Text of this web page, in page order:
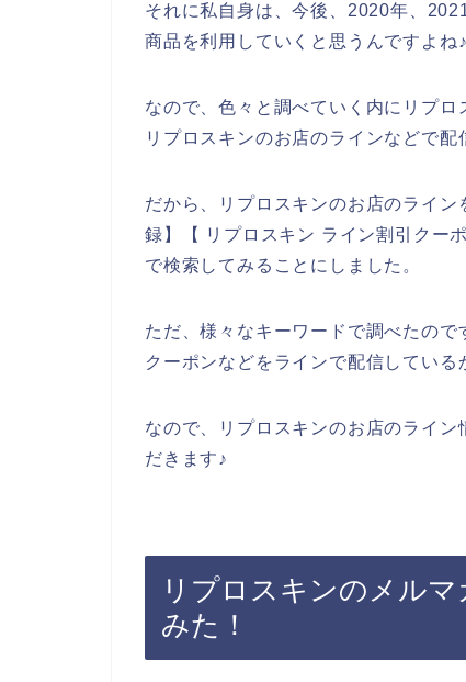
それに私自身は、今後、2020年、
商品を利用していくと思うんですよね♪
なので、色々と調べていく内にリプロ
リプロスキンのお店のラインなどで配
だから、リプロスキンのお店のライ
録】【 リプロスキン ライン割引クー
で検索してみることにしました。
ただ、様々なキーワードで調べたので
クーポンなどをラインで配信している
なので、リプロスキンのお店のライ
だきます♪
リプロスキンのメル
みた！